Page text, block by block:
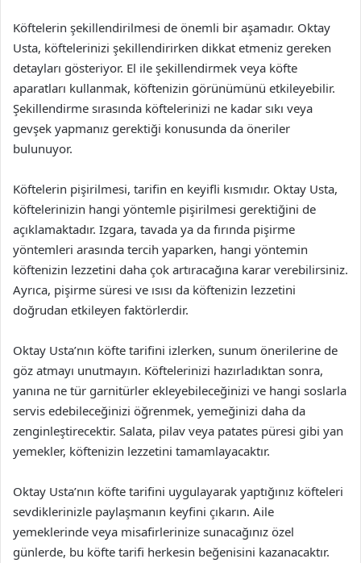
Köftelerin şekillendirilmesi de önemli bir aşamadır. Oktay
Usta, köftelerinizi şekillendirirken dikkat etmeniz gereken
detayları gösteriyor. El ile şekillendirmek veya köfte
aparatları kullanmak, köftenizin görünümünü etkileyebilir.
Şekillendirme sırasında köftelerinizi ne kadar sıkı veya
gevşek yapmanız gerektiği konusunda da öneriler
bulunuyor.
Köftelerin pişirilmesi, tarifin en keyifli kısmıdır. Oktay Usta,
köftelerinizin hangi yöntemle pişirilmesi gerektiğini de
açıklamaktadır. Izgara, tavada ya da fırında pişirme
yöntemleri arasında tercih yaparken, hangi yöntemin
köftenizin lezzetini daha çok artıracağına karar verebilirsiniz.
Ayrıca, pişirme süresi ve ısısı da köftenizin lezzetini
doğrudan etkileyen faktörlerdir.
Oktay Usta’nın köfte tarifini izlerken, sunum önerilerine de
göz atmayı unutmayın. Köftelerinizi hazırladıktan sonra,
yanına ne tür garnitürler ekleyebileceğinizi ve hangi soslarla
servis edebileceğinizi öğrenmek, yemeğinizi daha da
zenginleştirecektir. Salata, pilav veya patates püresi gibi yan
yemekler, köftenizin lezzetini tamamlayacaktır.
Oktay Usta’nın köfte tarifini uygulayarak yaptığınız köfteleri
sevdiklerinizle paylaşmanın keyfini çıkarın. Aile
yemeklerinde veya misafirlerinize sunacağınız özel
günlerde, bu köfte tarifi herkesin beğenisini kazanacaktır.